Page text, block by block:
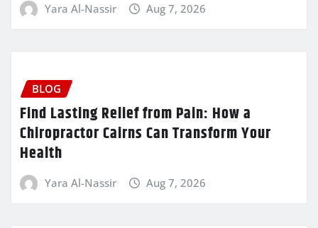
Yara Al-Nassir Aug 7, 2026
BLOG
Find Lasting Relief from Pain: How a
Chiropractor Cairns Can Transform Your
Health
Yara Al-Nassir Aug 7, 2026